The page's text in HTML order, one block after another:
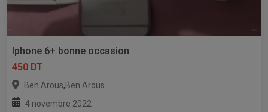
Iphone 6+ bonne occasion
450 DT
Ben Arous,Ben Arous
4 novembre 2022